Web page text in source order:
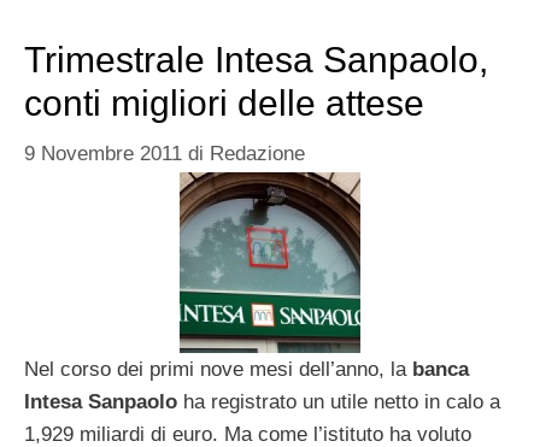
Trimestrale Intesa Sanpaolo,
conti migliori delle attese
9 Novembre 2011 di Redazione
Nel corso dei primi nove mesi dell’anno, la banca
Intesa Sanpaolo ha registrato un utile netto in calo a
1,929 miliardi di euro. Ma come l’istituto ha voluto